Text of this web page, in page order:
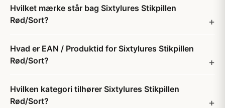
Hvilket mærke står bag Sixtylures Stikpillen
Rød/Sort?
Hvad er EAN / Produktid for Sixtylures Stikpillen
Rød/Sort?
Hvilken kategori tilhører Sixtylures Stikpillen
Rød/Sort?